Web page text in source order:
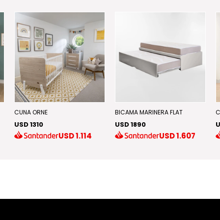
CUNA ORNE
USD 1310
USD1.114
BICAMA MARINERA FLAT
USD 1890
USD1.607